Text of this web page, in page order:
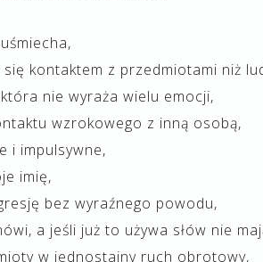
kontaktem z przedmiotami niż
nie wyraża wielu emocji,
wzrokowego z inną osobą,
i impulsywne,
imię,
bez wyraźnego powodu,
a jeśli już to używa słów nie
w jednostajny ruch obrotowy,